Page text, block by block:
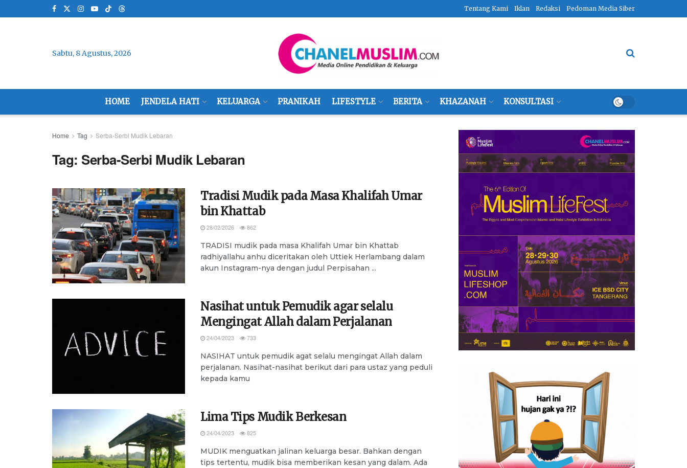
Tentang Kami Iklan Redaksi Pedoman Media Siber
Sabtu, 8 Agustus, 2026
HOME JENDELA HATI KELUARGA PRANIKAH LIFESTYLE BERITA KHAZANAH KONSULTASI
Home Tag Serba-Serbi Mudik Lebaran
Tag: Serba-Serbi Mudik Lebaran
Tradisi Mudik pada Masa Khalifah Umar
bin Khattab
28/02/2026 862
TRADISI mudik pada masa Khalifah Umar bin Khattab
radhiyallahu anhu diceritakan oleh Uttiek Herlambang dalam
akun Instagram-nya dengan judul Perpisahan ...
Nasihat untuk Pemudik agar selalu
Mengingat Allah dalam Perjalanan
24/04/2023 733
NASIHAT untuk pemudik agat selalu mengingat Allah dalam
perjalanan. Nasihat-nasihat berikut dari para ustaz yang peduli
kepada kamu
Lima Tips Mudik Berkesan
24/04/2023 825
MUDIK menguatkan jalinan keluarga besar. Bahkan dengan
tips tertentu, mudik bisa memberikan kesan yang dalam. Ada